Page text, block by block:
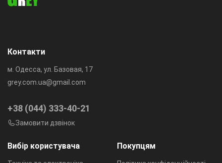
Вибір користувача Покупцям
Контакти
м. Одесса, ул. Базовая, 17
grey.com.ua@gmail.com
+38 (044) 333-40-21
Замовити дзвінок